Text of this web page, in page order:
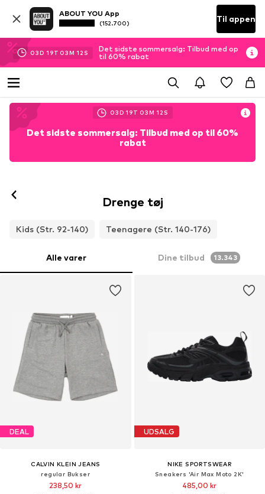
ABOUT YOU App
(152.700) Til appen
03D 19T 03M 09S
Det sidste sommersalg: Tilbud med op
til 60% rabat
03D 19T 03M 09 S
Det sidste sommersalg: Tilbud med op til 60%
rabat
Drenge tøj
Kids (Str. 92-140) Teenagere (Str. 140-176)
Alle varer Dine tilbud 13.343
DEAL
CALVIN KLEIN JEANS
regular Bukser
238,50 kr
UDSALG
NIKE SPORTSWEAR
Sneakers 'Air Max Moto 2K'
485,00 kr